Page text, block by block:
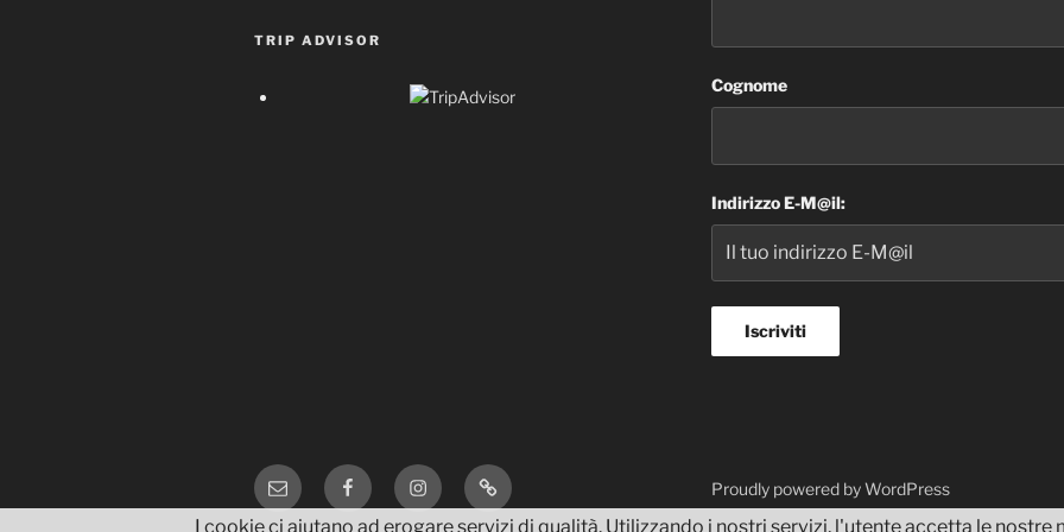
TRIP ADVISOR
Cognome
Indirizzo E-M@il:
Email FacebookInstagramTripAdvisor Proudly powered by WordPress
I cookie ci aiutano ad erogare servizi di qualità. Utilizzando i nostri servizi, l'utente accetta le nostre